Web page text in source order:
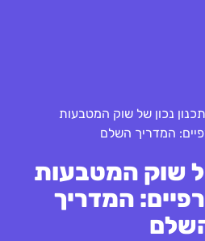
תכנון נכון של שוק המטבעות
המדריך השלם
שוק המטבעות
המדריך